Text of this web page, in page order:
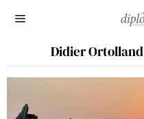
Didier Ortolland